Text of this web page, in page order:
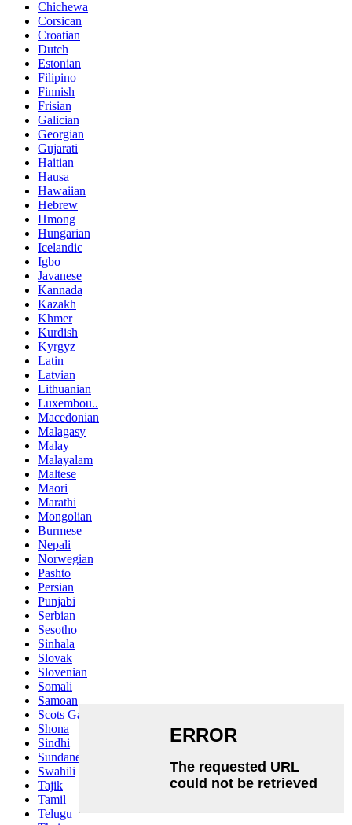
Chichewa
Corsican
Croatian
Dutch
Estonian
Filipino
Finnish
Frisian
Galician
Georgian
Gujarati
Haitian
Hausa
Hawaiian
Hebrew
Hmong
Hungarian
Icelandic
Igbo
Javanese
Kannada
Kazakh
Khmer
Kurdish
Kyrgyz
Latin
Latvian
Lithuanian
Luxembou..
Macedonian
Malagasy
Malay
Malayalam
Maltese
Maori
Marathi
Mongolian
Burmese
Nepali
Norwegian
Pashto
Persian
Punjabi
Serbian
Sesotho
Sinhala
Slovak
Slovenian
Somali
Samoan
Scots Gaelic
Shona
Sindhi
Sundanese
Swahili
Tajik
Tamil
Telugu